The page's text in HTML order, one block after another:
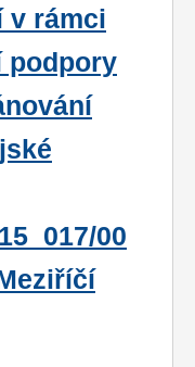
v rámci
podpory
00